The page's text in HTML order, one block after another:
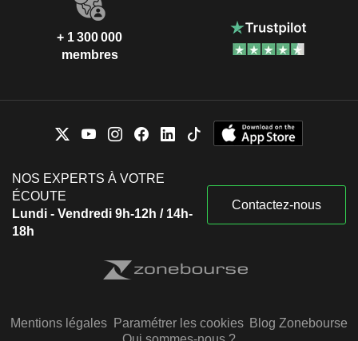
+ 1 300 000
membres
NOS EXPERTS À VOTRE
ÉCOUTE
Lundi - Vendredi 9h-12h / 14h-
18h
Contactez-nous
Mentions légales Paramétrer les cookies Blog Zonebourse